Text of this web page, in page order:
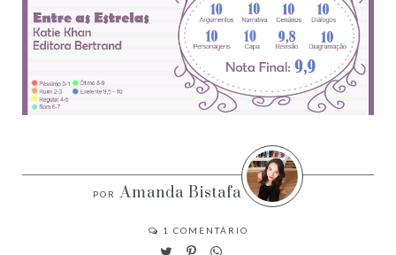
Amanda Bistafa
1 COMENTÁRIO